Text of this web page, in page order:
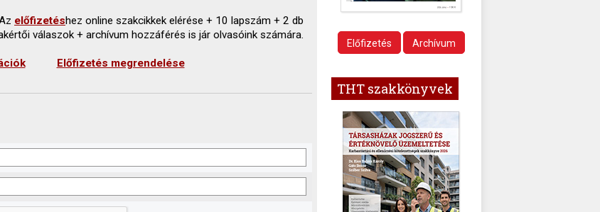
előfizetéshez online szakcikkek elérése + 10 lapszám + 2 db
válaszok + archívum hozzáférés is jár olvasóink számára.
Előfizetés megrendelése
Előfizetés Archívum
THT szakkönyvek